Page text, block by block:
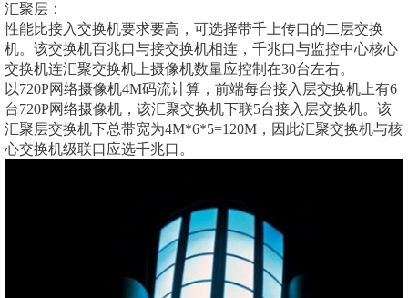
汇聚层：
性能比接入交换机要求要高，可选择带千上传口的二层交换
机。该交换机百兆口与接交换机相连，千兆口与监控中心核心
交换机连汇聚交换机上摄像机数量应控制在30台左右。
以720P网络摄像机4M码流计算，前端每台接入层交换机上有6
台720P网络摄像机，该汇聚交换机下联5台接入层交换机。该
汇聚层交换机下总带宽为4M*6*5=120M，因此汇聚交换机与核
心交换机级联口应选千兆口。